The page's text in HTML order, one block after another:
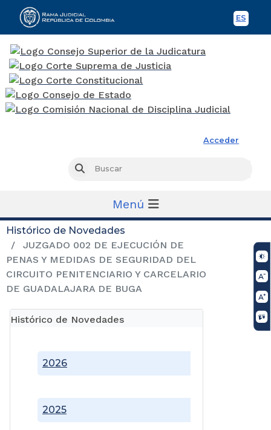
ES
Acceder
Buscar
Menú
Histórico de Novedades
JUZGADO 002 DE EJECUCIÓN DE
PENAS Y MEDIDAS DE SEGURIDAD DEL
CIRCUITO PENITENCIARIO Y CARCELARIO
DE GUADALAJARA DE BUGA
Histórico de Novedades
2025
2026